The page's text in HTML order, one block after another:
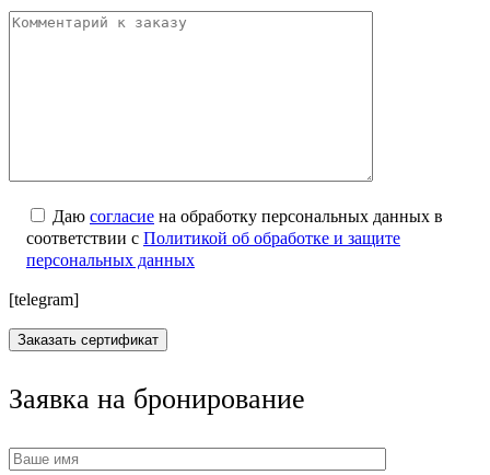
Даю согласие на обработку персональных данных в
соответствии с Политикой об обработке и защите
персональных данных
[telegram]
Заявка на бронирование